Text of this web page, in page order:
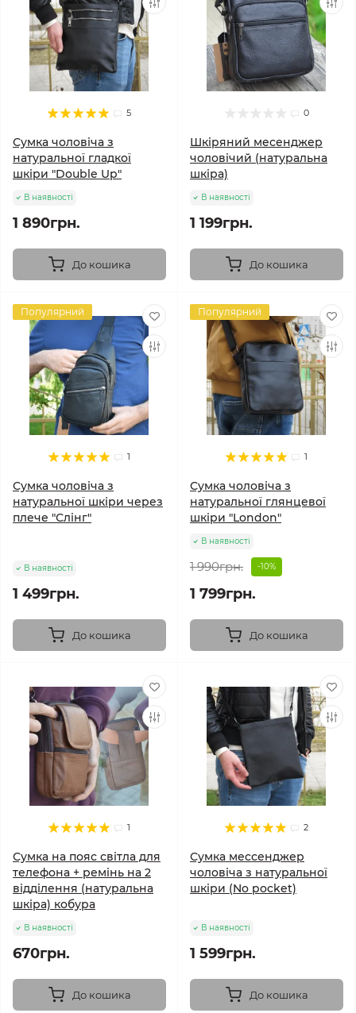
5
Сумка чоловіча з
натуральної гладкої
шкіри "Double Up"
В наявності
1 890грн.
До кошика
0
Шкіряний месенджер
чоловічий (натуральна
шкіра)
В наявності
1 199грн.
До кошика
Популярний
1
Сумка чоловіча з
натуральної шкіри через
плече "Слінг"
В наявності
1 499грн.
До кошика
Популярний
1
Сумка чоловіча з
натуральної глянцевої
шкіри "London"
В наявності
1 990грн. -10%
1 799грн.
До кошика
1
Сумка на пояс світла для
телефона + ремінь на 2
відділення (натуральна
шкіра) кобура
В наявності
670грн.
До кошика
2
Сумка мессенджер
чоловіча з натуральної
шкіри (No pocket)
В наявності
1 599грн.
До кошика